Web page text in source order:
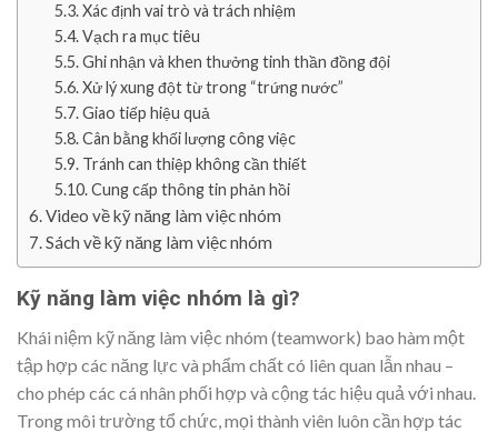
Xác định vai trò và trách nhiệm
Vạch ra mục tiêu
Ghi nhận và khen thưởng tinh thần đồng đội
Xử lý xung đột từ trong “trứng nước”
Giao tiếp hiệu quả
Cân bằng khối lượng công việc
Tránh can thiệp không cần thiết
Cung cấp thông tin phản hồi
Video về kỹ năng làm việc nhóm
Sách về kỹ năng làm việc nhóm
Kỹ năng làm việc nhóm là gì?
Khái niệm kỹ năng làm việc nhóm (teamwork) bao hàm một
tập hợp các năng lực và phẩm chất có liên quan lẫn nhau –
cho phép các cá nhân phối hợp và cộng tác hiệu quả với nhau.
Trong môi trường tổ chức, mọi thành viên luôn cần hợp tác